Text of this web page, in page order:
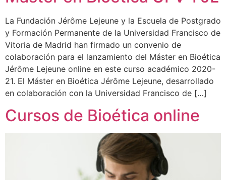
La Fundación Jérôme Lejeune y la Escuela de Postgrado
y Formación Permanente de la Universidad Francisco de
Vitoria de Madrid han firmado un convenio de
colaboración para el lanzamiento del Máster en Bioética
Jérôme Lejeune online en este curso académico 2020-
21. El Máster en Bioética Jérôme Lejeune, desarrollado
en colaboración con la Universidad Francisco de […]
Cursos de Bioética online